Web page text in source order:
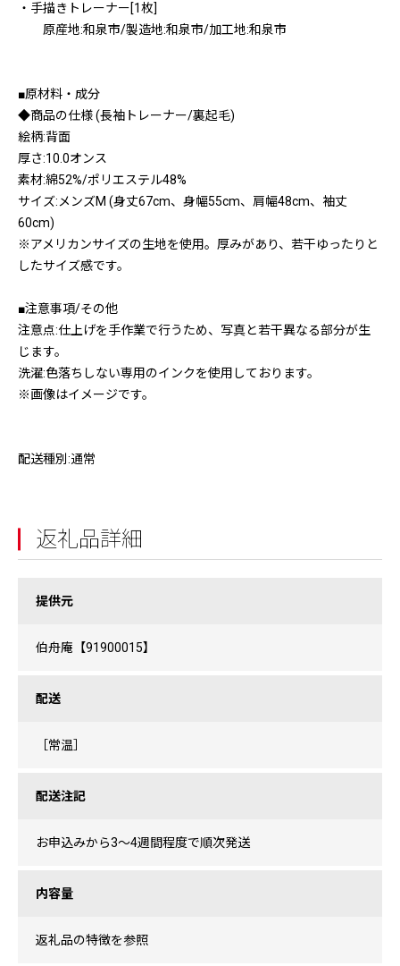
・手描きトレーナー[1枚]
原産地:和泉市/製造地:和泉市/加工地:和泉市
■原材料・成分
◆商品の仕様 (長袖トレーナー/裏起毛)
絵柄:背面
厚さ:10.0オンス
素材:綿52%/ポリエステル48%
サイズ:メンズM (身丈67cm、身幅55cm、肩幅48cm、袖丈
60cm)
※アメリカンサイズの生地を使用。厚みがあり、若干ゆったりと
したサイズ感です。
■注意事項/その他
注意点:仕上げを手作業で行うため、写真と若干異なる部分が生
じます。
洗濯:色落ちしない専用のインクを使用しております。
※画像はイメージです。
配送種別:通常
返礼品詳細
提供元
伯舟庵【91900015】
配送
［常温］
配送注記
お申込みから3〜4週間程度で順次発送
内容量
返礼品の特徴を参照